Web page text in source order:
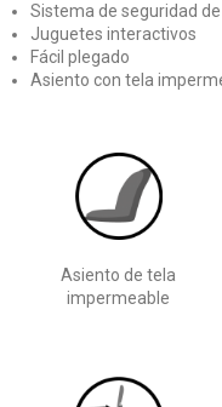
Sistema de seguridad
Juguetes interactivos
Fácil plegado
Asiento con tela
Asiento de tela
impermeable